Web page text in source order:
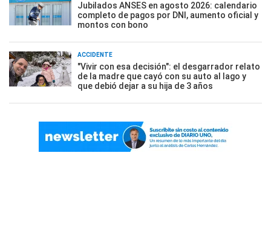
Jubilados ANSES en agosto 2026: calendario
completo de pagos por DNI, aumento oficial y
montos con bono
ACCIDENTE
"Vivir con esa decisión": el desgarrador relato
de la madre que cayó con su auto al lago y
que debió dejar a su hija de 3 años